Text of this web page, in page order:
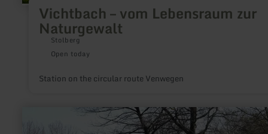
Vichtbach – vom Lebensraum zur
Naturgewalt
Stolberg
Open today
Station on the circular route Venwegen